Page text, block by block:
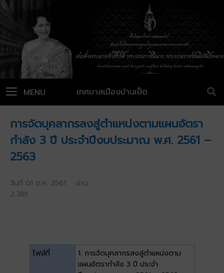
เทศบาลเมืองบ้านเป็ด
MENU
การจัดบุคลากรลงสู่ตำแหน่งตามแผนอัตรา
กำลัง 3 ปี ประจำปีงบประมาณ พ.ศ. 2561 –
2563
วันที่ 01 ต.ค. 2561 อ่าน
2,381
ไฟล์ที่
1. การจัดบุคลากรลงสู่ตำแหน่งตาม
แผนอัตรากำลัง 3 ปี ประจำ